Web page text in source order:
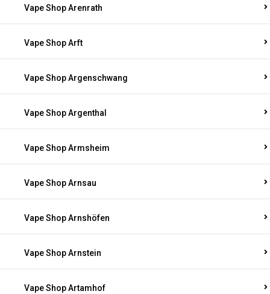
Vape Shop Arenrath
Vape Shop Arft
Vape Shop Argenschwang
Vape Shop Argenthal
Vape Shop Armsheim
Vape Shop Arnsau
Vape Shop Arnshöfen
Vape Shop Arnstein
Vape Shop Artamhof